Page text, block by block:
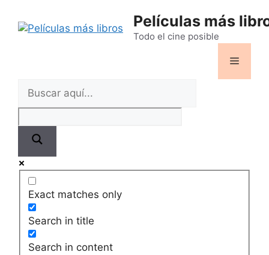
contenido
Películas más
Todo el cine posible
Menú
Exact matches only
Search in title
Search in content